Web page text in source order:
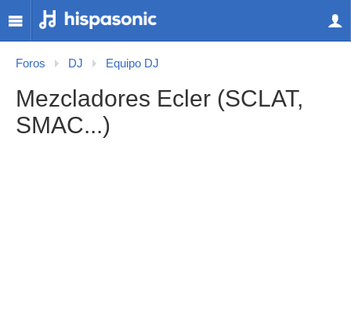
Foros DJ Equipo DJ
Mezcladores Ecler (SCLAT,
SMAC...)